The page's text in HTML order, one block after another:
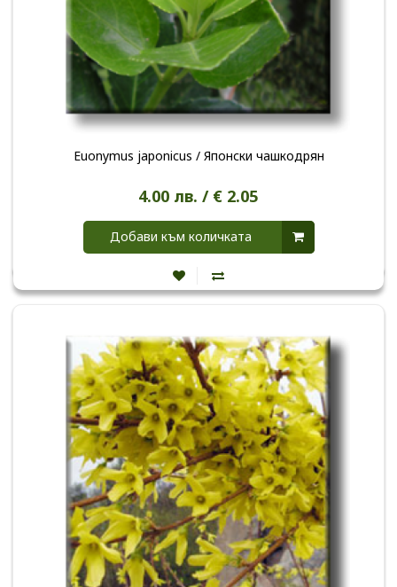
Euonymus japonicus / Японски чашкодрян
4.00 лв. / € 2.05
Добави към количката